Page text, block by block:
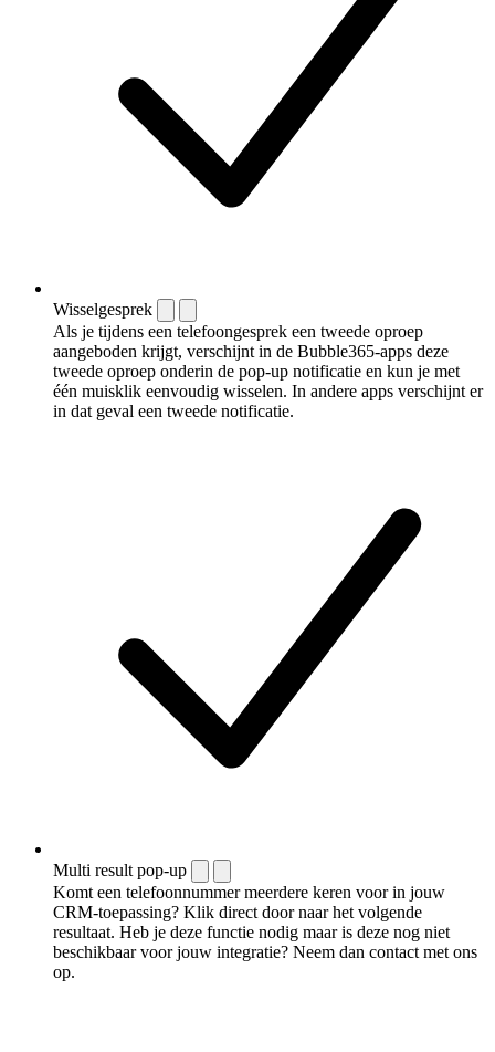
Wisselgesprek
Als je tijdens een telefoongesprek een tweede oproep
aangeboden krijgt, verschijnt in de Bubble365-apps deze
tweede oproep onderin de pop-up notificatie en kun je met
één muisklik eenvoudig wisselen. In andere apps verschijnt er
in dat geval een tweede notificatie.
Multi result pop-up
Komt een telefoonnummer meerdere keren voor in jouw
CRM-toepassing? Klik direct door naar het volgende
resultaat. Heb je deze functie nodig maar is deze nog niet
beschikbaar voor jouw integratie? Neem dan contact met ons
op.